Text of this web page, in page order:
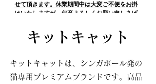
せて頂きます。休業期間中は大変ご不便をお掛
けいたしますが、何卒よろしくお願い申しあげ
キットキャット
キットキャットは、シンガポール発の
猫専用プレミアムブランドです。高品